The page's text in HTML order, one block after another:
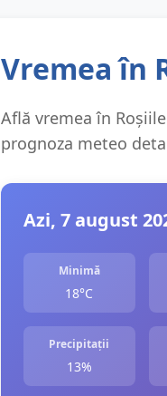
Vremea în
Află vremea în
prognoza meteo
Azi, 7 august
Minimă
18°C
Precipitații
13%